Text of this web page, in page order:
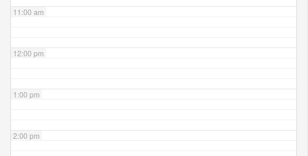
11:00 am
12:00 pm
1:00 pm
2:00 pm